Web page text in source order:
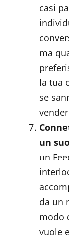
casi
ma
la tua
se
un
un
da un
modo
vuole